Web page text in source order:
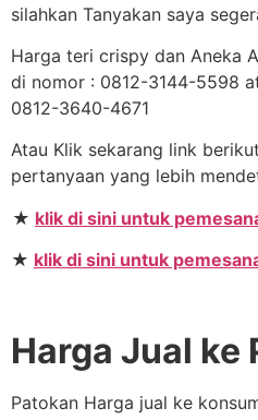
silahkan Tanyakan saya
Harga teri crispy dan Aneka
di nomor : 0812-3144-5598
0812-3640-4671
Atau Klik sekarang link
pertanyaan yang lebih
★ klik di sini untuk
★ klik di sini untuk
Harga Jual ke
Patokan Harga jual ke